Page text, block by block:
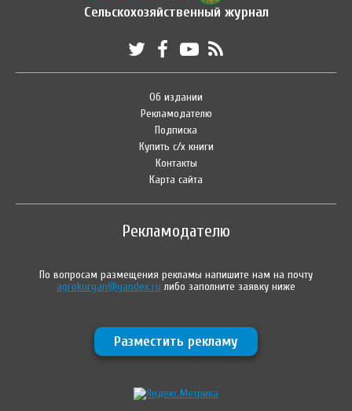
Сельскохозяйственный журнал
Об издании
Рекламодателю
Подписка
Купить с/х книги
Контакты
Карта сайта
Рекламодателю
По вопросам размещения рекламы напишите нам на почту
agrokurgan@yandex.ru либо заполните заявку ниже
Разместить рекламу